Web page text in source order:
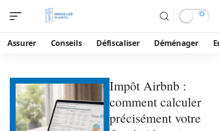
Assurer Conseils Défiscaliser Déménager
Impôt Airbnb :
comment calculer
précisément votre